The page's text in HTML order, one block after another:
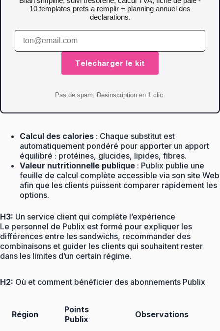
10 templates prets a remplir + planning annuel des
declarations.
Telecharger le kit
Pas de spam. Desinscription en 1 clic.
Calcul des calories : Chaque substitut est
automatiquement pondéré pour apporter un apport
équilibré : protéines, glucides, lipides, fibres.
Valeur nutritionnelle publique : Publix publie une
feuille de calcul complète accessible via son site Web
afin que les clients puissent comparer rapidement les
options.
H3: Un service client qui complète l’expérience
Le personnel de Publix est formé pour expliquer les
différences entre les sandwichs, recommander des
combinaisons et guider les clients qui souhaitent rester
dans les limites d’un certain régime.
H2: Où et comment bénéficier des abonnements Publix
Région
Points
Publix
Observations